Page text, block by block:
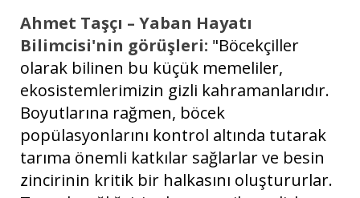
Ahmet Taşçı – Yaban Hayatı
Bilimcisi'nin görüşleri: "Böcekçiller
olarak bilinen bu küçük memeliler,
ekosistemlerimizin gizli kahramanlarıdır.
Boyutlarına rağmen, böcek
popülasyonlarını kontrol altında tutarak
tarıma önemli katkılar sağlarlar ve besin
zincirinin kritik bir halkasını oluştururlar.